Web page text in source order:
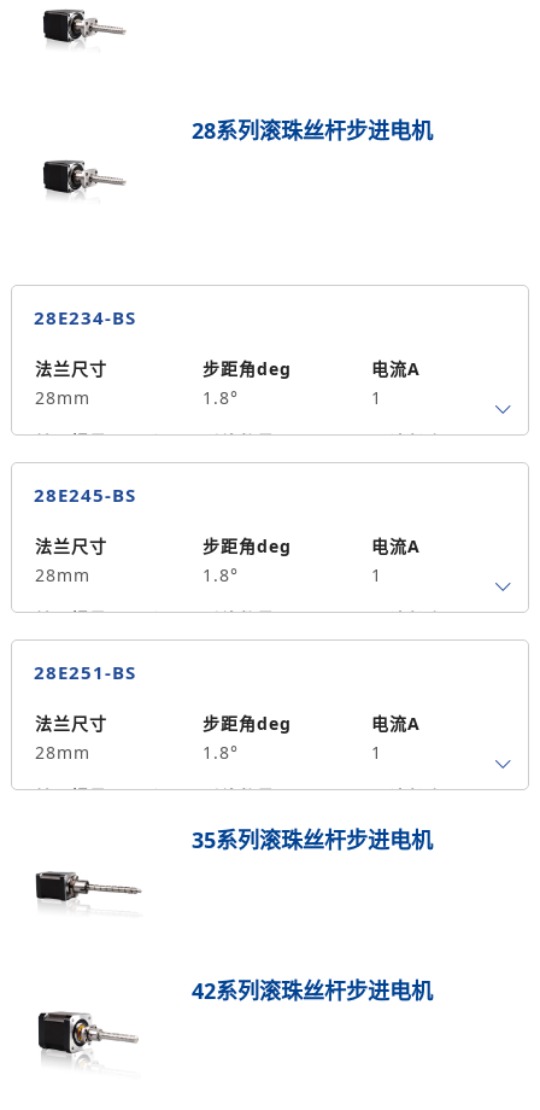
28系列滚珠丝杆步进电机
28E234-BS
法兰尺寸
28mm
步距角deg
1.8°
电流A
1
转子惯量g.cm²
4
引线数量
34
马达长度mm
0.06
9
28E245-BS
法兰尺寸
28mm
步距角deg
1.8°
电流A
1
转子惯量g.cm²
4
引线数量
45
马达长度mm
0.12
14
28E251-BS
法兰尺寸
28mm
步距角deg
1.8°
电流A
1
转子惯量g.cm²
引线数量
51
马达长度mm
0.18
保持力矩N.m
17
35系列滚珠丝杆步进电机
42系列滚珠丝杆步进电机